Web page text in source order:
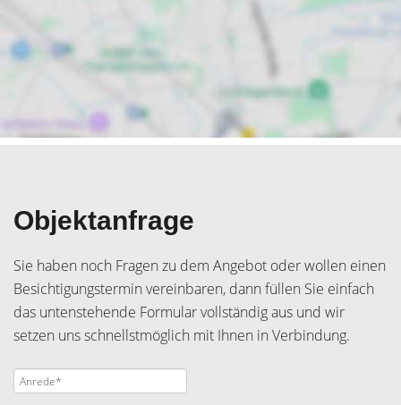
Objektanfrage
Sie haben noch Fragen zu dem Angebot oder wollen einen
Besichtigungstermin vereinbaren, dann füllen Sie einfach
das untenstehende Formular vollständig aus und wir
setzen uns schnellstmöglich mit Ihnen in Verbindung.